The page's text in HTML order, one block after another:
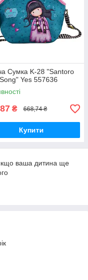
Сумка K-28 "Santoro
Yes 557636
₴ 668,74 ₴
Купити
ваша дитина ще